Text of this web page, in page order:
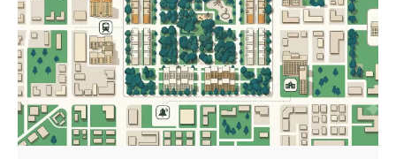
重點，不是這三題不能問，而是它們都無法
替你做決定。真正影響買房品質的，是你能
不能自己判斷一間房子值不值得買。 買房時
可以問「屋主為什麼要賣」嗎？ 先講結論：
這題可以問，但別把答案當成判斷依據。 很
多人看完房、在桌邊坐下來，開口第一句就